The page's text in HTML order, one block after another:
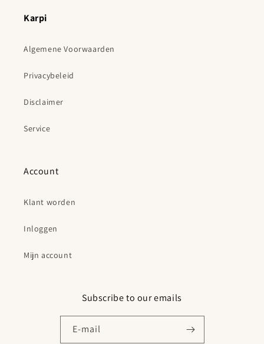
Karpi
Algemene Voorwaarden
Privacybeleid
Disclaimer
Service
Account
Klant worden
Inloggen
Mijn account
Subscribe to our emails
E‑mail